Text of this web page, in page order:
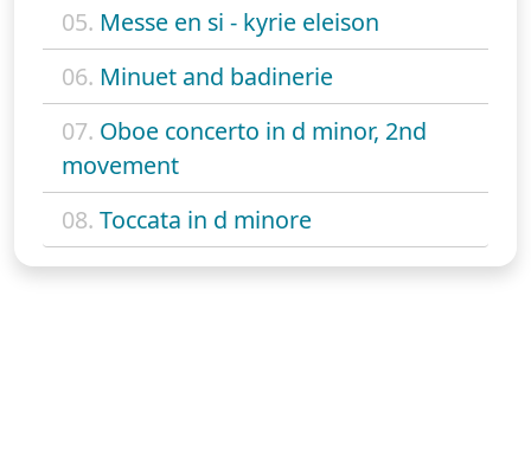
05. Messe en si - kyrie eleison
06. Minuet and badinerie
07. Oboe concerto in d minor, 2nd
movement
08. Toccata in d minore